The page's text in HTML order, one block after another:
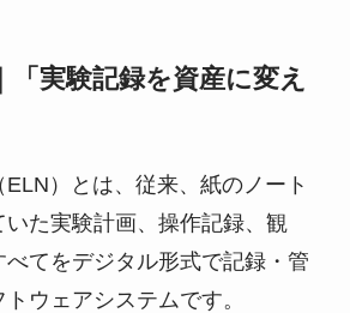
「実験記録を資産に変え
）とは、従来、紙のノート
た実験計画、操作記録、観
てをデジタル形式で記録・管
ウェアシステムです。